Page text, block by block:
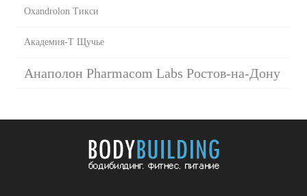
Oxandrolon Тикси
Академия-Т Щучье
Анаполон Pharmacom Labs Ростов-на-Дону